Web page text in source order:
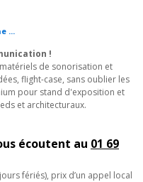
les halls d'accueil, les
les magasins, les
sonore de qualité sans
...
!
de sonorisation et
flight-case, sans oublier les
pour stand d'exposition et
et architecturaux.
écoutent au 01 69
fériés), prix d’un appel local